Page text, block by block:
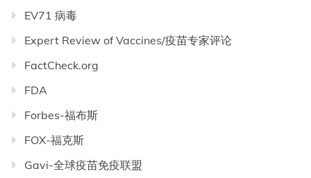
EV71 病毒
Expert Review of Vaccines/疫苗专家评论
FactCheck.org
FDA
Forbes-福布斯
FOX-福克斯
Gavi-全球疫苗免疫联盟